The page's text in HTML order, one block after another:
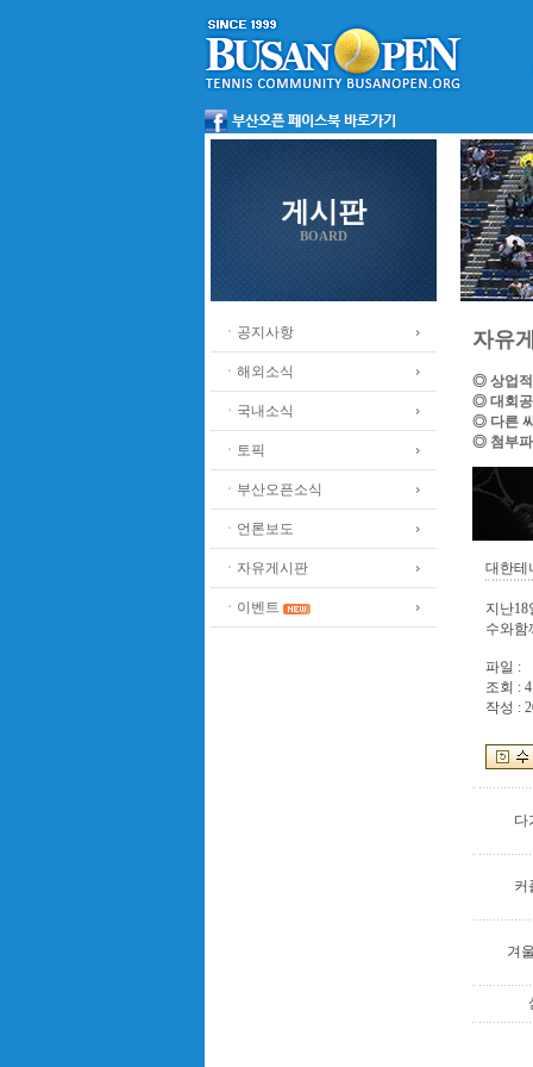
게시판
BOARD
ㆍ공지사항
ㆍ해외소식
ㆍ국내소식
ㆍ토픽
ㆍ부산오픈소식
ㆍ언론보도
ㆍ자유게시판
ㆍ이벤트
자유
◎ 상업적
◎ 대회공
◎ 다른
◎ 첨부파
대한테
지난
수와함
파일 :
조회 :
작성 :
다
커
겨